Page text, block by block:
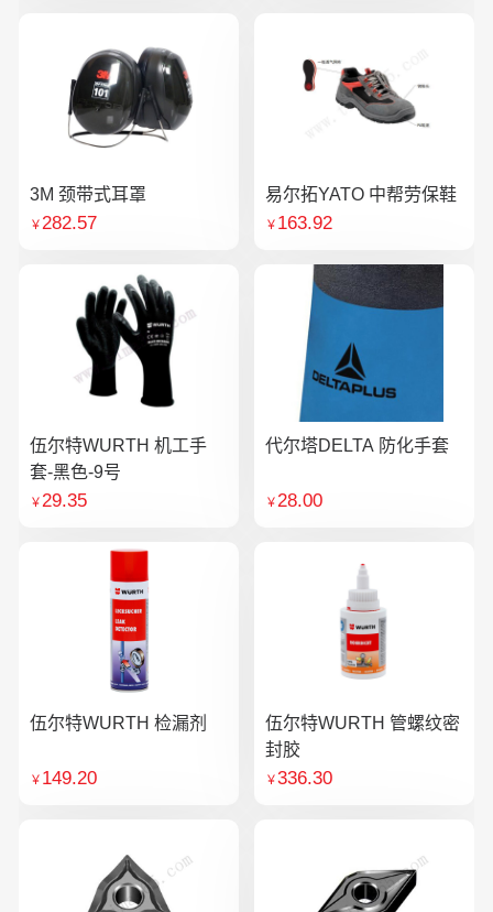
3M 颈带式耳罩
￥282.57
易尔拓YATO 中帮劳保鞋
￥ 163.92
伍尔特WURTH 机工手
套-黑色-9号
￥29.35
代尔塔DELTA 防化手套
￥28.00
伍尔特WURTH 检漏剂
￥ 149.20
伍尔特WURTH 管螺纹密
封胶
￥336.30